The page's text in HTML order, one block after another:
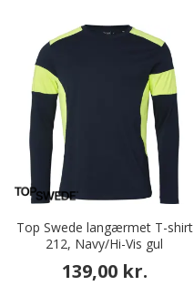
Top Swede langærmet T-shirt
212, Navy/Hi-Vis gul
139,00 kr.